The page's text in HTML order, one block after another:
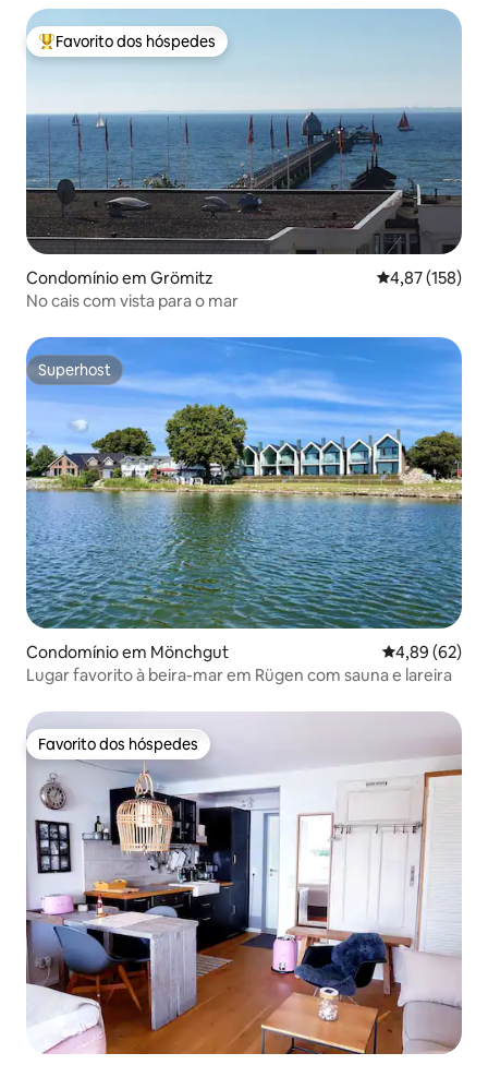
Favoritos dos hóspedes mais apreciados
Favorito dos hóspedes
Condomínio em Grömitz Classificação
4,87 (158)
No cais com vista para o mar
Superhost
Superhost
Condomínio em Mönchgut Classificação
4,89 (62)
Lugar favorito à beira-mar em Rügen com sauna e lareira
Favorito dos hóspedes
Favorito dos hóspedes